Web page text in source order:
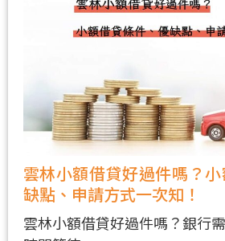
雲林小額借貸好過件嗎？
缺點、申請方式一次知！
雲林小額借貸好過件嗎？銀行